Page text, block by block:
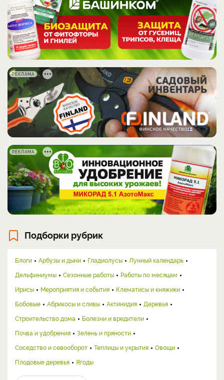
РЕКЛАМА
РЕКЛАМА
Подборки рубрик
Блоги Арбузы и дыни Гладиолусы
Лунный календарь
Дельфиниумы
Сезонные работы
Работы по месяцам
Ирисы
Мероприятия и события
Клематисы и княжики
Бобовые
Абрикосы и сливы Актинидия
Деревья
Строительство дома
Болезни и вредители
Почва и удобрения
Зелень и пряности
Соседство и севооборот
Теплицы и укрытия
Овощи
Плодовые деревья
Ягоды